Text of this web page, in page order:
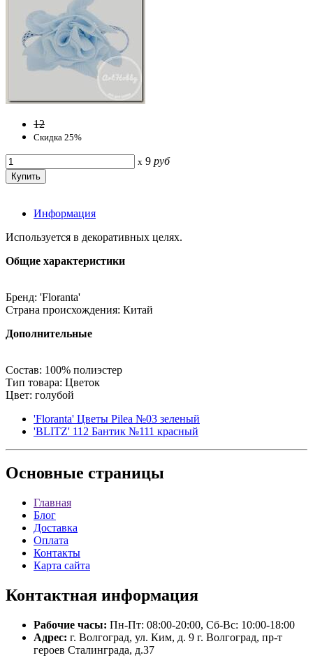
12
Скидка 25%
x 9 руб
Информация
Используется в декоративных целях.
Общие характеристики
Бренд: 'Floranta'
Страна происхождения: Китай
Дополнительные
Состав: 100% полиэстер
Тип товара: Цветок
Цвет: голубой
'Floranta' Цветы Pilea №03 зеленый
'BLITZ' 112 Бантик №111 красный
Основные страницы
Главная
Блог
Доставка
Оплата
Контакты
Карта сайта
Контактная информация
Рабочие часы: Пн-Пт: 08:00-20:00, Сб-Вс: 10:00-18:00
Адрес: г. Волгоград, ул. Ким, д. 9 г. Волгоград, пр-т
героев Сталинграда, д.37